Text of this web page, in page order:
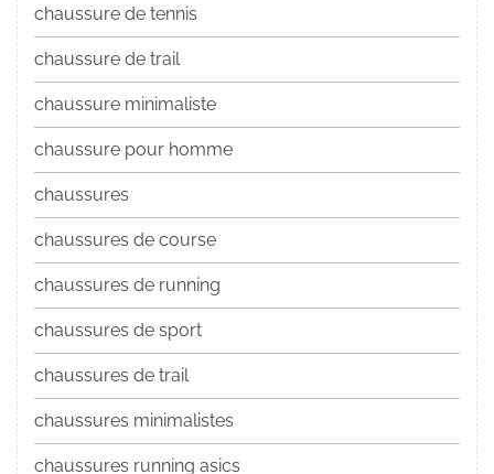
chaussure de tennis
chaussure de trail
chaussure minimaliste
chaussure pour homme
chaussures
chaussures de course
chaussures de running
chaussures de sport
chaussures de trail
chaussures minimalistes
chaussures running asics